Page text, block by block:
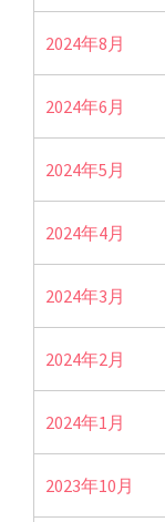
2024年8月
2024年6月
2024年5月
2024年4月
2024年3月
2024年2月
2024年1月
2023年10月